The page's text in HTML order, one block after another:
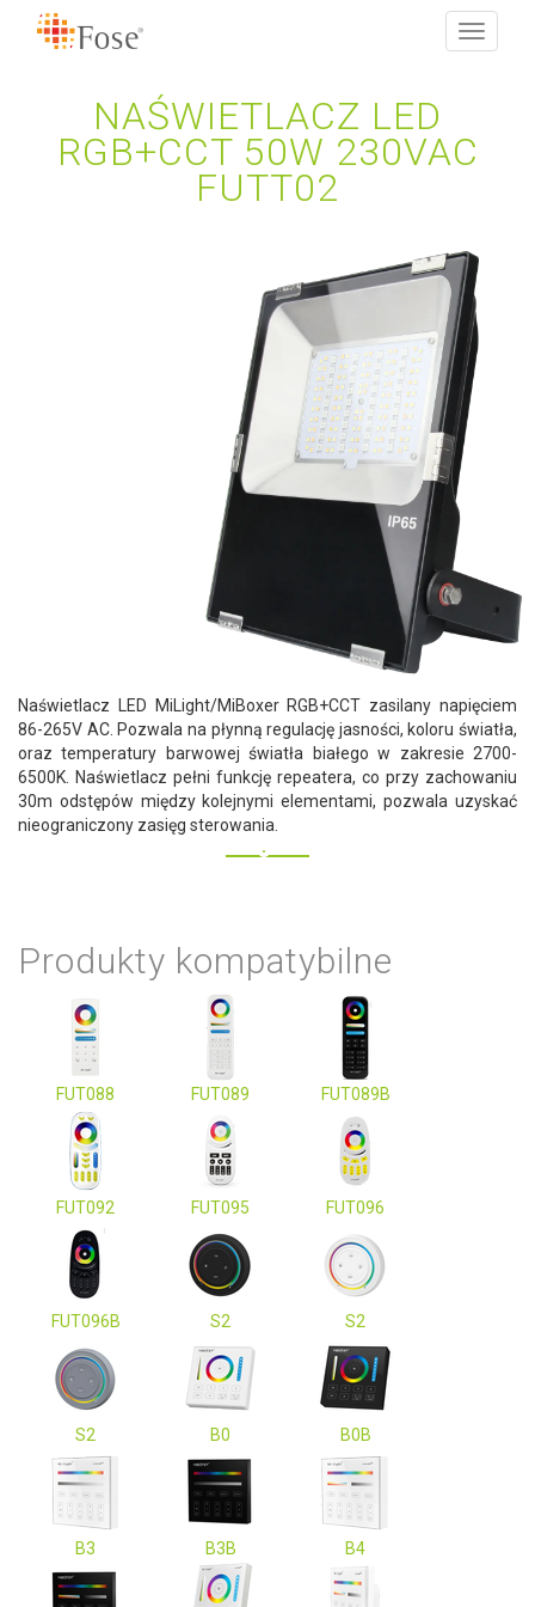
Toggle
NAŚWIETLACZ LED
RGB+CCT 50W 230VAC
FUTT02
Naświetlacz LED MiLight/MiBoxer RGB+CCT zasilany napięciem
86-265V AC. Pozwala na płynną regulację jasności, koloru światła,
oraz temperatury barwowej światła białego w zakresie 2700-
6500K. Naświetlacz pełni funkcję repeatera, co przy zachowaniu
30m odstępów między kolejnymi elementami, pozwala uzyskać
nieograniczony zasięg sterowania.
Produkty kompatybilne
FUT088 FUT089 FUT089B
FUT092 FUT095 FUT096
FUT096B S2 S2
S2 B0 B0B
B3 B3B B4